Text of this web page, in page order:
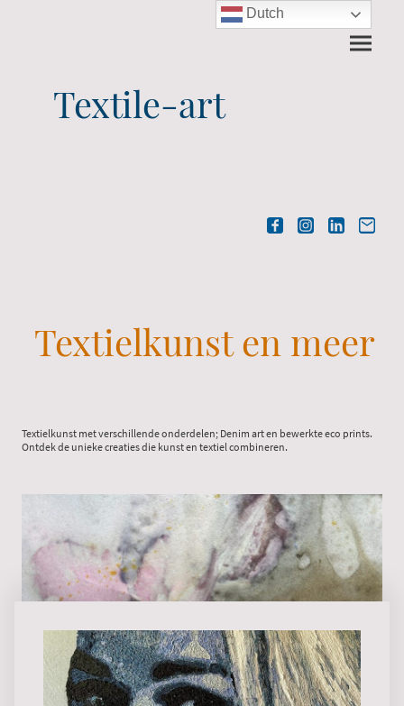
Textile-art
Textielkunst en meer
Textielkunst met verschillende onderdelen; Denim art en bewerkte eco prints.
Ontdek de unieke creaties die kunst en textiel combineren.
Dutch